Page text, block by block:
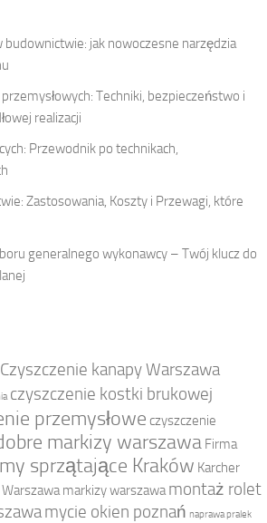
jak nowoczesne narzędzia
Techniki, bezpieczeństwo i
realizacji
Przewodnik po technikach,
Zastosowania, Koszty i Przewagi, które
generalnego wykonawcy – Twój klucz do
Czyszczenie kanapy Warszawa
czyszczenie kostki brukowej
przemysłowe czyszczenie
markizy warszawa Firma
sprzątające Kraków Karcher
markizy warszawa montaż rolet
mycie okien poznań naprawa pralek